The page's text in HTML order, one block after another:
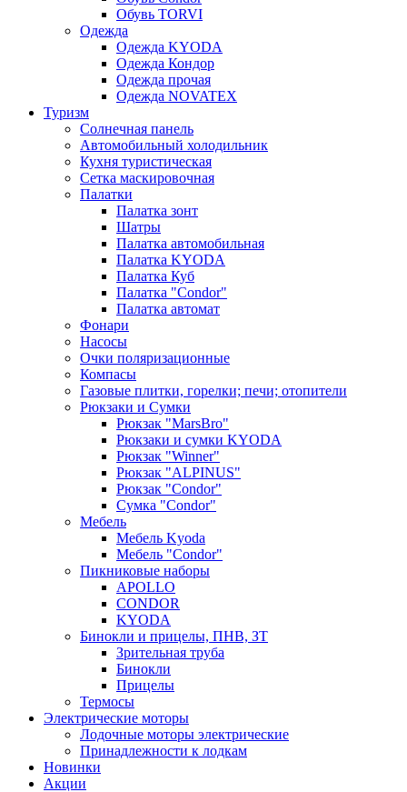
Обувь TORVI
Одежда
Одежда KYODA
Одежда Кондор
Одежда прочая
Одежда NOVATEX
Туризм
Солнечная панель
Автомобильный холодильник
Кухня туристическая
Сетка маскировочная
Палатки
Палатка зонт
Шатры
Палатка автомобильная
Палатка KYODA
Палатка Куб
Палатка "Condor"
Палатка автомат
Фонари
Насосы
Очки поляризационные
Компасы
Газовые плитки, горелки; печи; отопители
Рюкзаки и Сумки
Рюкзак "MarsBro"
Рюкзаки и сумки KYODA
Рюкзак "Winner"
Рюкзак "ALPINUS"
Рюкзак "Condor"
Сумка "Condor"
Мебель
Мебель Kyoda
Мебель "Condor"
Пикниковые наборы
APOLLO
CONDOR
KYODA
Бинокли и прицелы, ПНВ, ЗТ
Зрительная труба
Бинокли
Прицелы
Термосы
Электрические моторы
Лодочные моторы электрические
Принадлежности к лодкам
Новинки
Акции